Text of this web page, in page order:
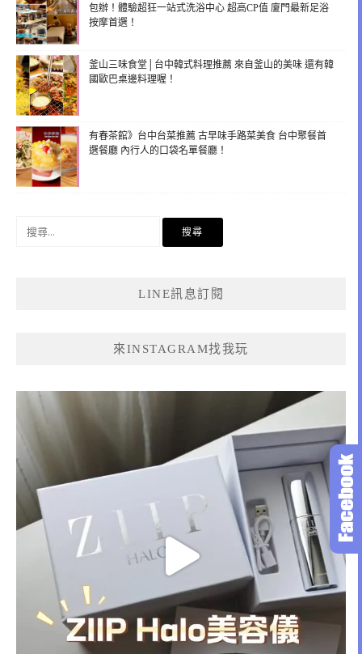
包辦！體驗超狂一站式洗浴中心 超高CP值 廈門最新足浴
按摩首選！
釜山三味食堂│台中韓式料理推薦 來自釜山的美味 還有韓
國歐巴桌邊料理喔！
有春茶館》台中台菜推薦 古早味手路菜美食 台中聚餐首
選餐廳 內行人的口袋名單餐廳！
LINE訊息訂閱
來INSTAGRAM找我玩